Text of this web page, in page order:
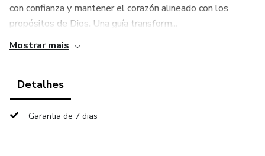
con confianza y mantener el corazón alineado con los
propósitos de Dios. Una guía transform...
Mostrar mais
Detalhes
Garantia de 7 dias